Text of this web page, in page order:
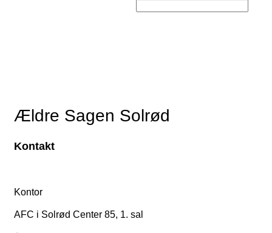
Ældre Sagen Solrød
Kontakt
Kontor
AFC i Solrød Center 85, 1. sal